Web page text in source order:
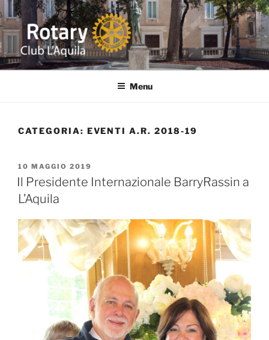
Salta
al
contenuto
ROTARY L'AQUILA
Distretto 2090 ITALIA Abruzzo-Marche-Molise-Umbria
Menu
CATEGORIA: EVENTI A.R. 2018-19
PUBBLICATO
IL
10 MAGGIO 2019
Il Presidente Internazionale BarryRassin a
L’Aquila